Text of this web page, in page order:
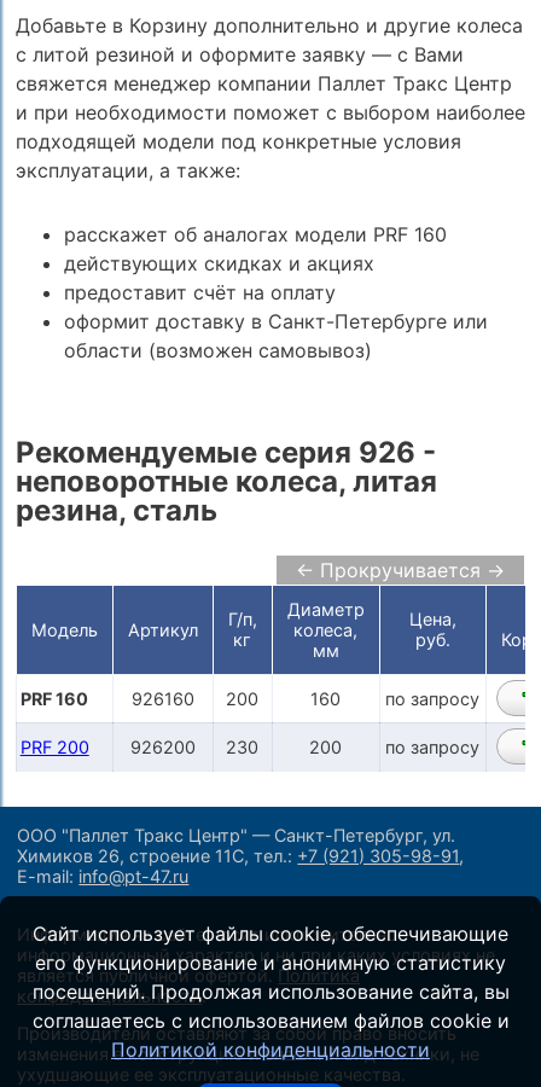
Добавьте в Корзину дополнительно и другие колеса
с литой резиной и оформите заявку — с Вами
свяжется менеджер компании Паллет Тракс Центр
и при необходимости поможет с выбором наиболее
подходящей модели под конкретные условия
эксплуатации, а также:
расскажет об аналогах модели PRF 160
действующих скидках и акциях
предоставит счёт на оплату
оформит доставку в Санкт-Петербурге или
области (возможен самовывоз)
Рекомендуемые серия 926 -
неповоротные колеса, литая
резина, сталь
← Прокручивается →
Модель Артикул
Г/п,
кг
Диаметр
колеса,
мм
Цена,
руб.
PRF 160 926160 200 160 по запросу
PRF 200 926200 230 200 по запросу
ООО "Паллет Тракс Центр" — Санкт-Петербург, ул.
Химиков 26, строение 11С,тел.: +7 (921) 305-98-91,
E-mail: info@pt-47.ru
Информация на сайте носит исключительно
информационный характер и ни при каких условиях не
является публичной офертой. Политика
конфиденциальности.
Производители оставляют за собой право вносить
изменения в конструкцию и внешний вид техники, не
ухудшающие ее эксплуатационные качества.
Сайт использует файлы cookie, обеспечивающие
его функционирование и анонимную статистику
посещений. Продолжая использование сайта, вы
соглашаетесь с использованием файлов cookie и
Политикой конфиденциальности